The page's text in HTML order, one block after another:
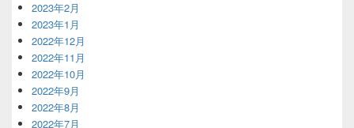
2023年2月
2023年1月
2022年12月
2022年11月
2022年10月
2022年9月
2022年8月
2022年7月